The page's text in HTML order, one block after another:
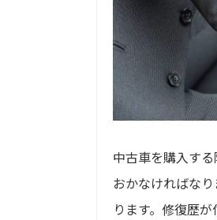
中古車を購入す
おかなければな
ります。修復歴